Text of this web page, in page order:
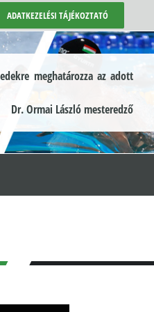
ADATKEZELÉSI TÁJÉKOZTATÓ
meghatározza az adott
Dr. Ormai László mesteredző